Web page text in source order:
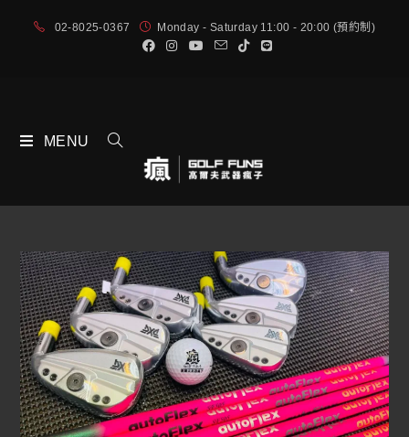
02-8025-0367 Monday - Saturday 11:00 - 20:00 (預約制)
MENU